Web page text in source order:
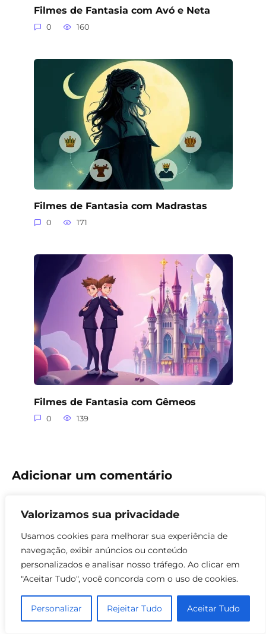
Valorizamos sua privacidade
Usamos cookies para melhorar sua experiência de
navegação, exibir anúncios ou conteúdo
personalizados e analisar nosso tráfego. Ao clicar em
"Aceitar Tudo", você concorda com o uso de cookies.
Personalizar Rejeitar Tudo Aceitar Tudo
Filmes de Fantasia com Avó e Neta
0 160
Filmes de Fantasia com Madrastas
0 171
Filmes de Fantasia com Gêmeos
0 139
Adicionar um comentário
Comment